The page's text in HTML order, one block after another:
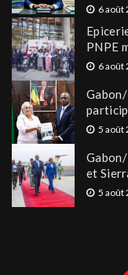
6 août
PNPE
6 août
5 août
et
5 août